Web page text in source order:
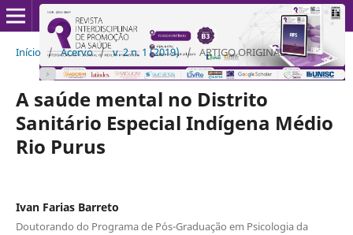
Início / Acervo / v. 2 n. 1 (2019) / ARTIGO ORIGINAL
A saúde mental no Distrito
Sanitário Especial Indígena Médio
Rio Purus
Ivan Farias Barreto
Doutorando do Programa de Pós-Graduação em Psicologia da